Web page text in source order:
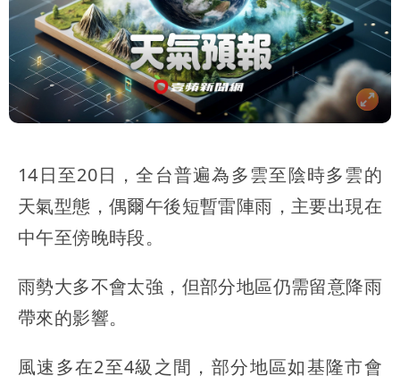
14日至20日，全台普遍為多雲至陰時多雲的
天氣型態，偶爾午後短暫雷陣雨，主要出現在
中午至傍晚時段。
雨勢大多不會太強，但部分地區仍需留意降雨
帶來的影響。
風速多在2至4級之間，部分地區如基隆市會